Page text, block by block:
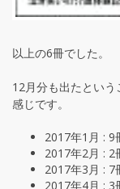
以上の6冊でした。
12月分も出たとい
感じです。
2017年1月 : 9
2017年2月 : 2
2017年3月 : 7
2017年4月 :